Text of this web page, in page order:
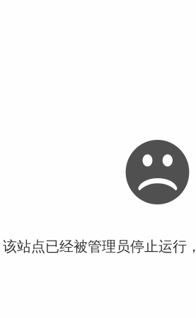
站点已经被管理员停止运行